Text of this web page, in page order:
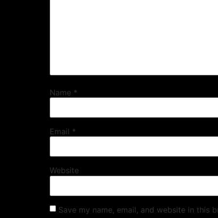
Name *
Email *
Website
Save my name, email, and website in this